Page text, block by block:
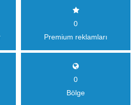
0
Premium reklamları
0
Bölge